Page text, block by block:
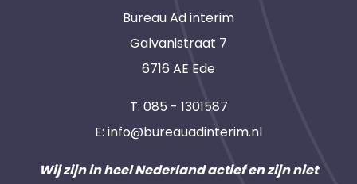
Bureau Ad interim
Galvanistraat 7
6716 AE Ede
T: 085 - 1301587
E: info@bureauadinterim.nl
Wij zijn in heel Nederland actief en zijn niet